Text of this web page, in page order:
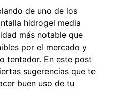
de uno de los
hidrogel media
más notable que
por el mercado y
tentador. En este post
sugerencias que te
buen uso de tu